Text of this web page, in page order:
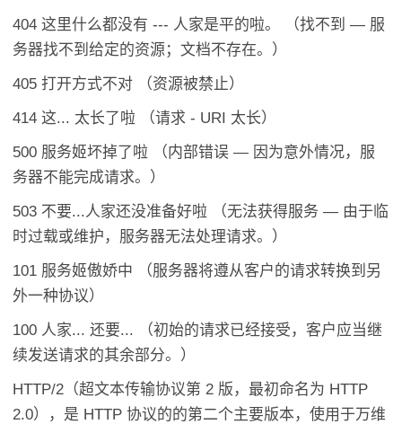
404 这里什么都没有 --- 人家是平的啦。 （找不到 — 服
务器找不到给定的资源；文档不存在。）
405 打开方式不对 （资源被禁止）
414 这... 太长了啦 （请求 - URI 太长）
500 服务姬坏掉了啦 （内部错误 — 因为意外情况，服
务器不能完成请求。）
503 不要...人家还没准备好啦 （无法获得服务 — 由于临
时过载或维护，服务器无法处理请求。）
101 服务姬傲娇中 （服务器将遵从客户的请求转换到另
外一种协议）
100 人家... 还要... （初始的请求已经接受，客户应当继
续发送请求的其余部分。）
HTTP/2（超文本传输协议第 2 版，最初命名为 HTTP
2.0），是 HTTP 协议的的第二个主要版本，使用于万维